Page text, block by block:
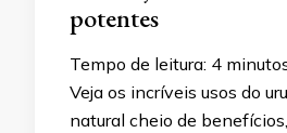
potentes
Tempo de leitura: 4
Veja os incríveis usos do
natural cheio de